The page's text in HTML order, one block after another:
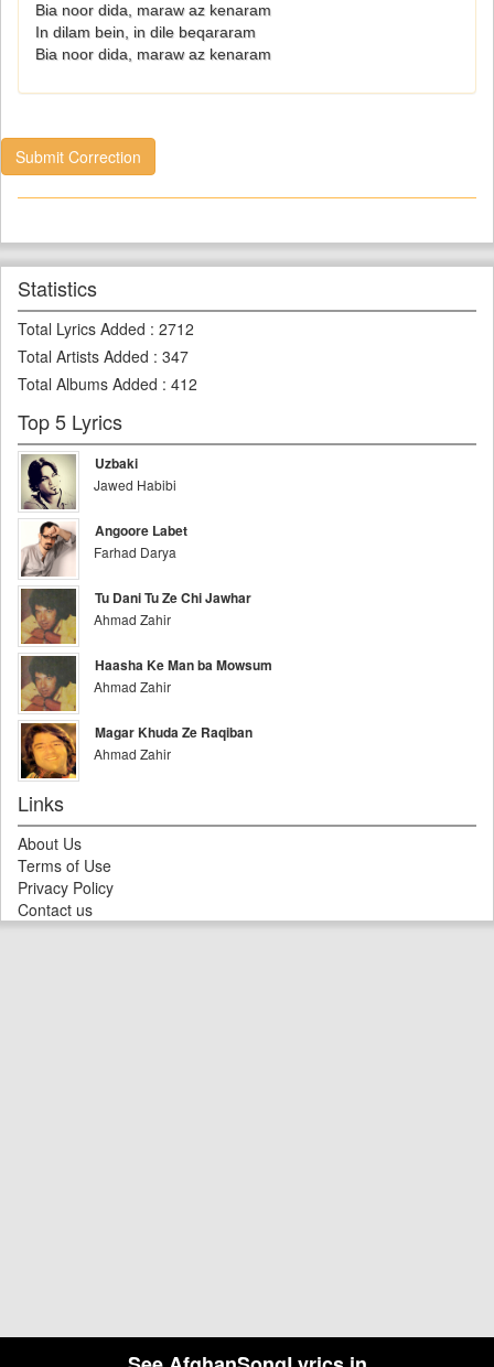
Bia noor dida, maraw az kenaram
In dilam bein, in dile beqararam
Bia noor dida, maraw az kenaram
Submit Correction
Statistics
Total Lyrics Added : 2712
Total Artists Added : 347
Total Albums Added : 412
Top 5 Lyrics
Uzbaki
Jawed Habibi
Angoore Labet
Farhad Darya
Tu Dani Tu Ze Chi Jawhar
Ahmad Zahir
Haasha Ke Man ba Mowsum
Ahmad Zahir
Magar Khuda Ze Raqiban
Ahmad Zahir
Links
About Us
Terms of Use
Privacy Policy
Contact us